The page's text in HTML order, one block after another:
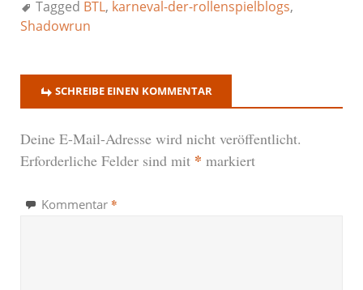
Tagged BTL, karneval-der-rollenspielblogs,
Shadowrun
SCHREIBE EINEN KOMMENTAR
Deine E-Mail-Adresse wird nicht veröffentlicht.
Erforderliche Felder sind mit * markiert
Kommentar *